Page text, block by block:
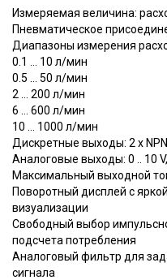
Измеряемая величина:
Пневматическое
Диапазоны измерения
0.1 … 10 л/мин
0.5 … 50 л/мин
2 … 200 л/мин
6 … 600 л/мин
10 … 1000 л/мин
Дискретные выходы: 2 x
Аналоговые выходы: 0 .. 10
Максимальный выходной
Поворотный дисплей с
визуализации
Свободный выбор
подсчета потребления
Аналоговый фильтр для
сигнала